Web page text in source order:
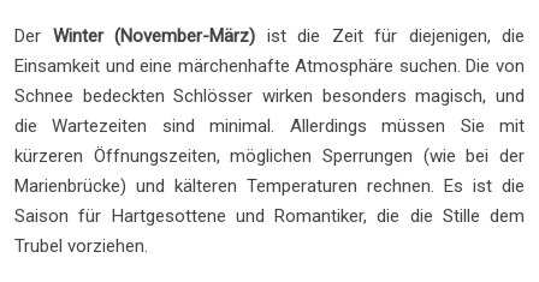
Der Winter (November-März) ist die Zeit für diejenigen, die
Einsamkeit und eine märchenhafte Atmosphäre suchen. Die von
Schnee bedeckten Schlösser wirken besonders magisch, und
die Wartezeiten sind minimal. Allerdings müssen Sie mit
kürzeren Öffnungszeiten, möglichen Sperrungen (wie bei der
Marienbrücke) und kälteren Temperaturen rechnen. Es ist die
Saison für Hartgesottene und Romantiker, die die Stille dem
Trubel vorziehen.